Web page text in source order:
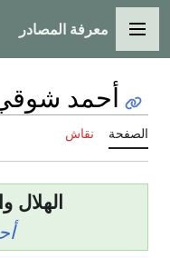
القائمة الرئيسية
معرفة المصادر
أحمد
الصفحة نقاش
الهلال